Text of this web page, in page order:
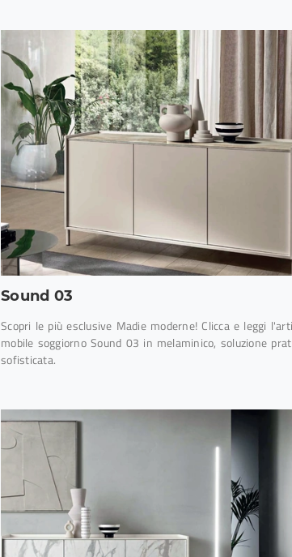
Sound 03
Scopri le più esclusive Madie moderne! Clicca e leggi
mobile soggiorno Sound 03 in melaminico, soluzione
sofisticata.